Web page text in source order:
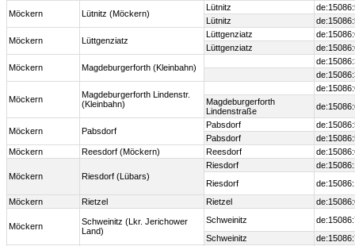
Möckern Lütnitz (Möckern)
Lütnitz
Lütnitz
Möckern Lüttgenziatz
Lüttgenziatz
Lüttgenziatz
Möckern Magdeburgerforth (Kleinbahn)
Möckern
Magdeburgerforth Lindenstr.
(Kleinbahn)
Magdeburgerforth
Lindenstraße
Möckern Pabsdorf
Pabsdorf
Pabsdorf
Möckern
Reesdorf (Möckern) Reesdorf
Möckern Riesdorf (Lübars)
Riesdorf
Riesdorf
Möckern
Rietzel Rietzel
Möckern
Schweinitz (Lkr. Jerichower
Land)
Schweinitz
Schweinitz